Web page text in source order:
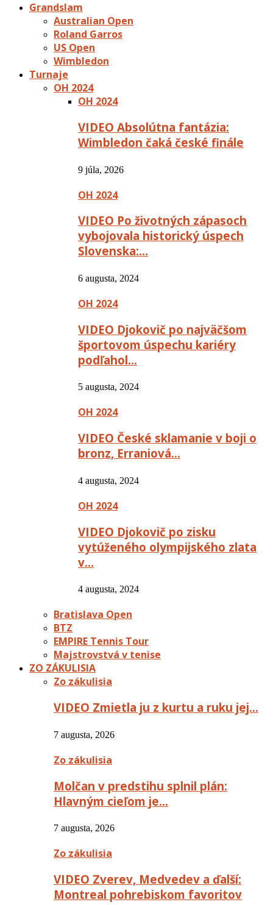
Grandslam
Australian Open
Roland Garros
US Open
Wimbledon
Turnaje
OH 2024
OH 2024
VIDEO Absolútna fantázia:
Wimbledon čaká české finále
9 júla, 2026
OH 2024
VIDEO Po životných zápasoch
vybojovala historický úspech
Slovenska:…
6 augusta, 2024
OH 2024
VIDEO Djokovič po najväčšom
športovom úspechu kariéry
podľahol…
5 augusta, 2024
OH 2024
VIDEO České sklamanie v boji o
bronz, Erraniová…
4 augusta, 2024
OH 2024
VIDEO Djokovič po zisku
vytúženého olympijského zlata
v…
4 augusta, 2024
Bratislava Open
BTZ
EMPIRE Tennis Tour
Majstrovstvá v tenise
ZO ZÁKULISIA
Zo zákulisia
VIDEO Zmietla ju z kurtu a ruku jej…
7 augusta, 2026
Zo zákulisia
Molčan v predstihu splnil plán:
Hlavným cieľom je…
7 augusta, 2026
Zo zákulisia
VIDEO Zverev, Medvedev a ďalší:
Montreal pohrebiskom favoritov